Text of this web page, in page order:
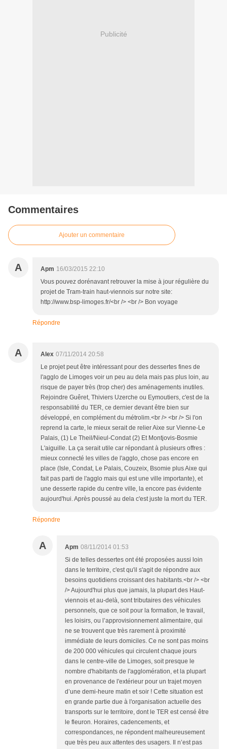
Publicité
Commentaires
Ajouter un commentaire
A Apm 16/03/2015 22:10
Vous pouvez dorénavant retrouver la mise à jour régulière du
projet de Tram-train haut-viennois sur notre site:
http://www.bsp-limoges.fr/<br /> <br /> Bon voyage
Répondre
A Alex 07/11/2014 20:58
Le projet peut être intéressant pour des dessertes fines de
l'agglo de Limoges voir un peu au dela mais pas plus loin, au
risque de payer très (trop cher) des aménagements inutiles.
Rejoindre Guêret, Thiviers Uzerche ou Eymoutiers, c'est de la
responsabilité du TER, ce dernier devant être bien sur
développé, en complément du métrolim.<br /> <br /> Si l'on
reprend la carte, le mieux serait de relier Aixe sur Vienne-Le
Palais, (1) Le Theil/Nieul-Condat (2) Et Montjovis-Bosmie
L'aiguille. La ça serait utile car répondant à plusieurs offres :
mieux connecté les villes de l'agglo, chose pas encore en
place (Isle, Condat, Le Palais, Couzeix, Bsomie plus Aixe qui
fait pas parti de l'agglo mais qui est une ville importante), et
une desserte rapide du centre ville, la encore pas évidente
aujourd'hui. Après poussé au dela c'est juste la mort du TER.
Répondre
A Apm 08/11/2014 01:53
Si de telles dessertes ont été proposées aussi loin
dans le territoire, c'est qu'il s'agit de répondre aux
besoins quotidiens croissant des habitants.<br /> <br
/> Aujourd'hui plus que jamais, la plupart des Haut-
viennois et au-delà, sont tributaires des véhicules
personnels, que ce soit pour la formation, le travail,
les loisirs, ou l’approvisionnement alimentaire, qui
ne se trouvent que très rarement à proximité
immédiate de leurs domiciles. Ce ne sont pas moins
de 200 000 véhicules qui circulent chaque jours
dans le centre-ville de Limoges, soit presque le
nombre d'habitants de l'agglomération, et la plupart
en provenance de l'extérieur pour un trajet moyen
d’une demi-heure matin et soir ! Cette situation est
en grande partie due à l'organisation actuelle des
transports sur le territoire, dont le TER est censé être
le fleuron. Horaires, cadencements, et
correspondances, ne répondent malheureusement
que très peu aux attentes des usagers. Il n’est pas